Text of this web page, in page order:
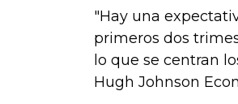
"Hay una
primeros dos
lo que se centran
Hugh Johnson